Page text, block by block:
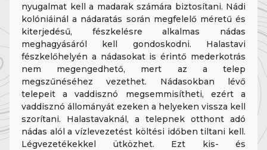
nyugalmat kell a madarak számára biztosítani. Nádi
kolóniáinál a nádaratás során megfelelő méretű és
kiterjedésű, fészkelésre alkalmas nádas
meghagyásáról kell gondoskodni. Halastavi
fészkelőhelyén a nádasokat is érintő mederkotrás
nem megengedhető, mert az a telep
megszűnéséhez vezethet. Nádasokban lévő
telepeit a vaddisznó megsemmisítheti, ezért a
vaddisznó állományát ezeken a helyeken vissza kell
szorítani. Halastavaknál, a telepnek otthont adó
nádas alól a vízlevezetést költési időben tiltani kell.
Légvezetékekkel ütközhet. Ezt kis- és